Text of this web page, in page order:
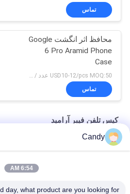
تماس
محافظ اثر انگشت Google
6 Pro Aramid Phone
Case
تماس
کیس تلفن فیبر آرامید
کیس تلفن فیبر آرامید 10g مات برای آیفون SE 2020
Candy
6:54 AM
day, what product are you looking for?